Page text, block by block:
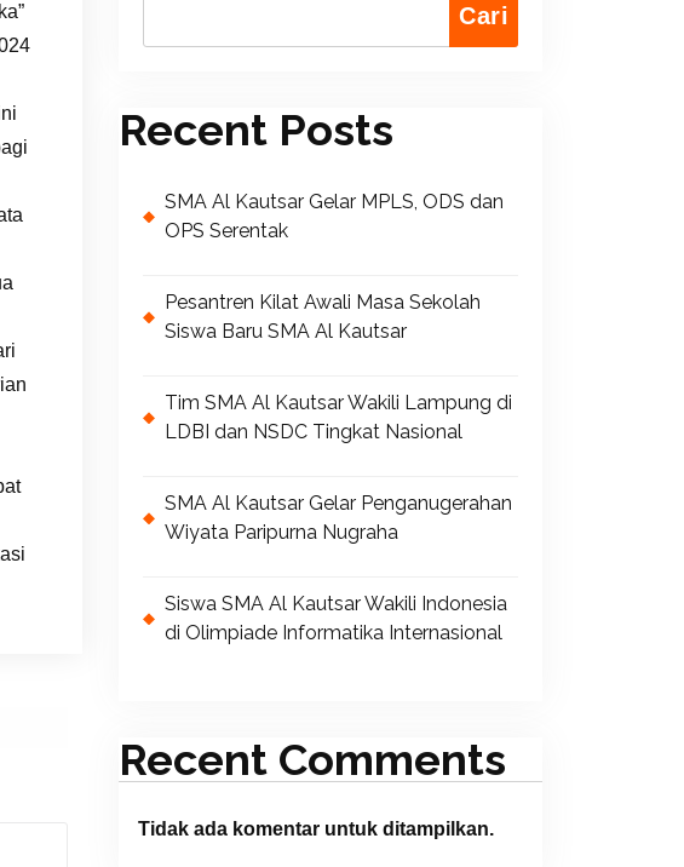
Cari
Recent Posts
SMA Al Kautsar Gelar MPLS, ODS dan
OPS Serentak
Pesantren Kilat Awali Masa Sekolah
Siswa Baru SMA Al Kautsar
Tim SMA Al Kautsar Wakili Lampung di
LDBI dan NSDC Tingkat Nasional
SMA Al Kautsar Gelar Penganugerahan
Wiyata Paripurna Nugraha
Siswa SMA Al Kautsar Wakili Indonesia
di Olimpiade Informatika Internasional
Recent Comments
Tidak ada komentar untuk ditampilkan.